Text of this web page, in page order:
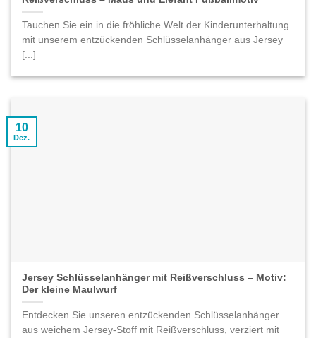
Tauchen Sie ein in die fröhliche Welt der Kinderunterhaltung
mit unserem entzückenden Schlüsselanhänger aus Jersey
[...]
Jersey Schlüsselanhänger mit Reißverschluss – Motiv:
Der kleine Maulwurf
Entdecken Sie unseren entzückenden Schlüsselanhänger
aus weichem Jersey-Stoff mit Reißverschluss, verziert mit
10
Dez.